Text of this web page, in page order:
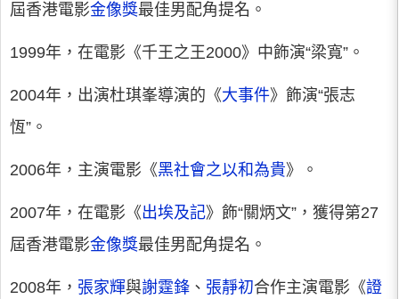
屆香港電影金像獎最佳男配角提名。
1999年，在電影《千王之王2000》中飾演“梁寬”。
2004年，出演杜琪峯導演的《大事件》飾演“張志
恆”。
2006年，主演電影《黑社會之以和為貴》。
2007年，在電影《出埃及記》飾“關炳文”，獲得第27
屆香港電影金像獎最佳男配角提名。
2008年， 張家輝與謝霆鋒 、 張靜初合作主演電影《證